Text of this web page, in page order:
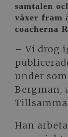
samtalen
växer fram
coacherna
– Vi drog
under
Bergman,
Han